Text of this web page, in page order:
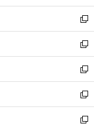
開
く
新
し
い
ウ
ィ
ン
ド
ウ
で
新
し
い
ウ
ィ
ン
ド
新
し
い
ウ
ィ
新
し
い
新